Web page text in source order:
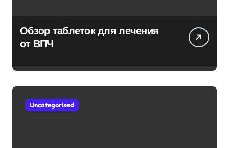
Обзор таблеток для лечения
от ВПЧ
Uncategorised